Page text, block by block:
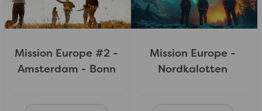
Mission Europe #2 -
Amsterdam - Bonn
Mission Europe -
Nordkalotten